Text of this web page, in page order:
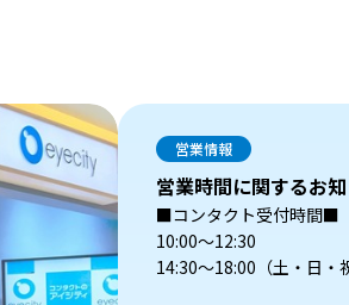
営業情報
営業時間に関するお
■コンタクト受付時間■
10:00～12:30
14:30～18:00（土・日・